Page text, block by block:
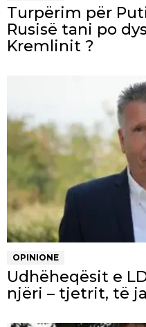
Turpërim për
Rusisë tani po
Kremlinit ?
OPINIONE
Udhëheqësit e
njëri – tjetrit, të